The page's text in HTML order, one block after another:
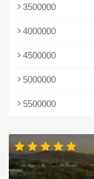
3500000
4000000
4500000
5000000
5500000